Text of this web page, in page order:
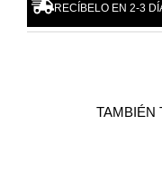
RECÍBELO EN 2-3
TAMBIÉN